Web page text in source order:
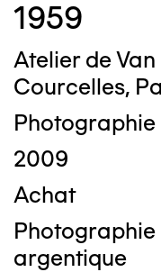
1959
Atelier de
Courcelles,
Photographie
2009
Achat
argentique